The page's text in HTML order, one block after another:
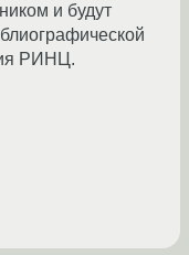
и будут
РИНЦ.